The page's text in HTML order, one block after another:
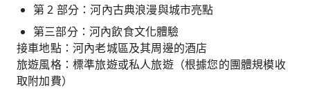
第 2 部分：河內古典浪漫與城市亮點
第三部分：河內飲食文化體驗
接車地點：河內老城區及其周邊的酒店
旅遊風格：標準旅遊或私人旅遊（根據您的團體規模收
取附加費）